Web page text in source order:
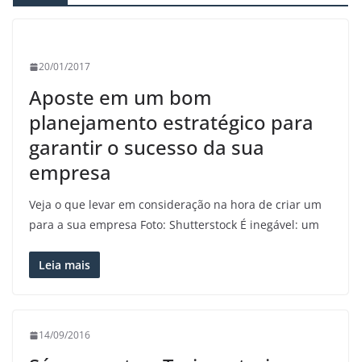
20/01/2017
Aposte em um bom
planejamento estratégico para
garantir o sucesso da sua
empresa
Veja o que levar em consideração na hora de criar um
para a sua empresa Foto: Shutterstock É inegável: um
Leia mais
14/09/2016